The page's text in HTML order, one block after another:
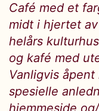
Café med et
midt i hjertet
helårs
og kafé med
Vanligvis
spesielle
hjemmeside